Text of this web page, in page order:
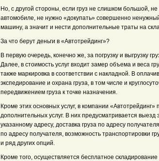
Но, с другой стороны, если груз не слишком большой,
автомобиле, не нужно «докупать» совершенно
машину, а значит и нести дополнительные траты на
За что берут деньги в «Автотрейдинг»?
В первую очередь, конечно же, за погрузку и выгрузку
Далее, в стоимость услуг входит замер объема и веса
также маркировка в соответствии с накладной. В
экспедирование и охрана груза, в том числе и
передвижением груза к точке назначения.
Кроме этих основных услуг, в компании «Автотрейдинг»
дополнительных услуг. В них предусматривается выезд
указанному адресу, доставка груза по адресу
по адресу получателя, возможность транспортировки
и ряд других опций.
Кроме того, осуществляется бесплатное складирование